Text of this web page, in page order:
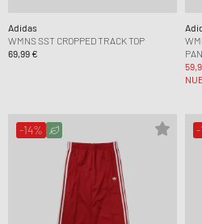
Adidas
WMNS SST CROPPED TRACK TOP
69,99 €
-14% -